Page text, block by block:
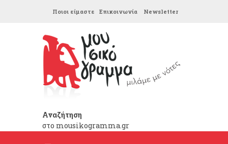
Ποιοι είμαστε Επικοινωνία Newsletter
Αναζήτηση
στο mousikogramma.gr